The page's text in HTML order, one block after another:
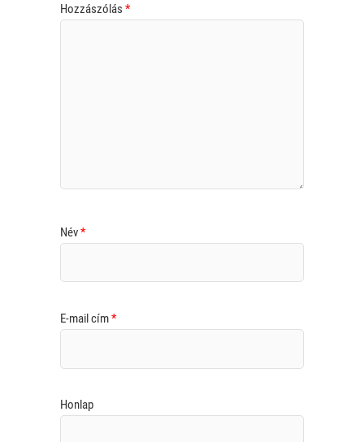
Hozzászólás *
Név*
E-mail cím*
Honlap